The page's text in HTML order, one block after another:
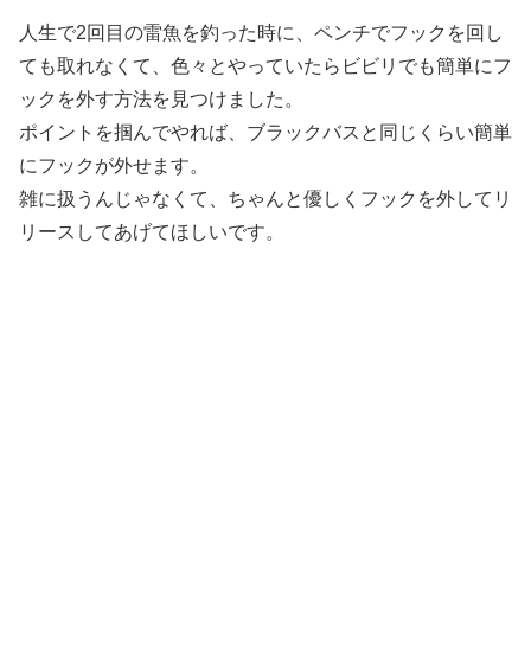
人生で2回目の雷魚を釣った時に、ペンチでフックを回し
ても取れなくて、色々とやっていたらビビリでも簡単にフ
ックを外す方法を見つけました。
ポイントを掴んでやれば、ブラックバスと同じくらい簡単
にフックが外せます。
雑に扱うんじゃなくて、ちゃんと優しくフックを外してリ
リースしてあげてほしいです。